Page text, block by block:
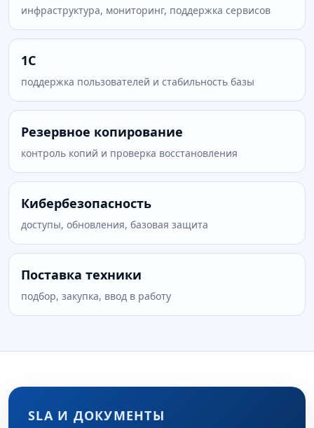
инфраструктура, мониторинг, поддержка сервисов
1С
поддержка пользователей и стабильность базы
Резервное копирование
контроль копий и проверка восстановления
Кибербезопасность
доступы, обновления, базовая защита
Поставка техники
подбор, закупка, ввод в работу
SLA И ДОКУМЕНТЫ